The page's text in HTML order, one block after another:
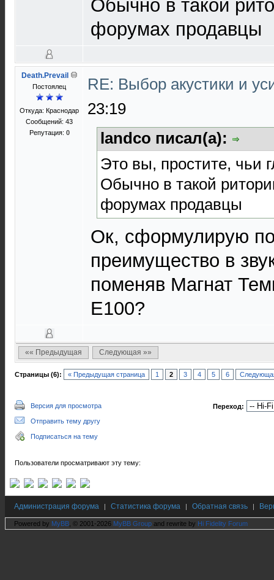
Обычно в такой
форумах продавцы
Death.Prevail
Постоялец
Откуда: Краснодар
Сообщений: 43
Репутация: 0
RE: Выбор акустики и
23:19
landco писал(а):
Это вы, простите, чьи
Обычно в такой
форумах продавцы
Ок, сформулирую
преимущество в
поменяв Магнат
Е100?
«« Предыдущая Следующая »»
Страницы (6): « Предыдущая страница 1 2 3 4 5 6
Версия для просмотра
Отправить тему другу
Подписаться на тему
Переход:
Пользователи просматривают эту тему:
Администрация форума | Статистика форума | Обратная связь |
Powered by MyBB , © 2001-2026 MyBB Group and rewrite by Hi Fidelity Forum